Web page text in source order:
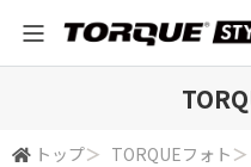
トップ＞ TORQUEフォト ＞